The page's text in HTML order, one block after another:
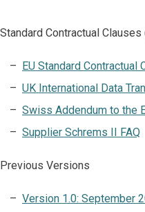
Standard Contractual
EU Standard Contractual
UK International Data
Swiss Addendum to the
Supplier Schrems II FAQ
Previous Versions
Version 1.0: September